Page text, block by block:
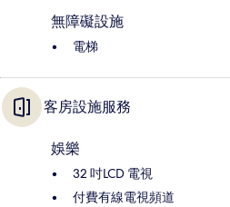
無障礙設施
電梯
客房設施服務
娛樂
32 吋LCD 電視
付費有線電視頻道